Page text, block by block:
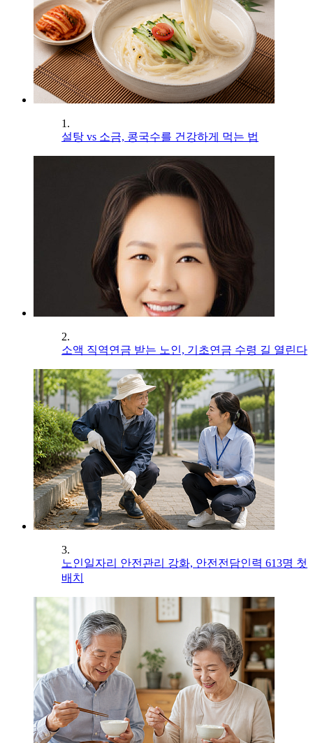
1.
설탕 vs 소금, 콩국수를 건강하게 먹는 법
2.
소액 직역연금 받는 노인, 기초연금 수령 길 열린다
3.
노인일자리 안전관리 강화, 안전전담인력 613명 첫
배치